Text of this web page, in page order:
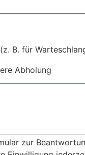
B. für
Abholung
zur